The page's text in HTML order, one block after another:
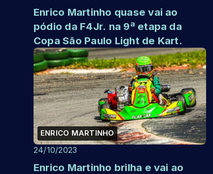
Enrico Martinho quase vai ao
pódio da F4Jr. na 9ª etapa da
Copa São Paulo Light de Kart.
ENRICO MARTINHO
24/10/2023
Enrico Martinho brilha e vai ao